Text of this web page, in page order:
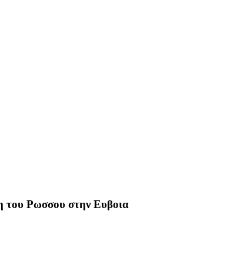
του Ρωσσου στην Ευβοια